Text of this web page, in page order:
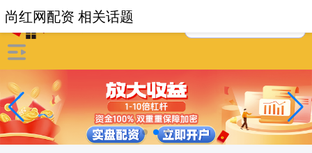
尚红网配资 相关话题